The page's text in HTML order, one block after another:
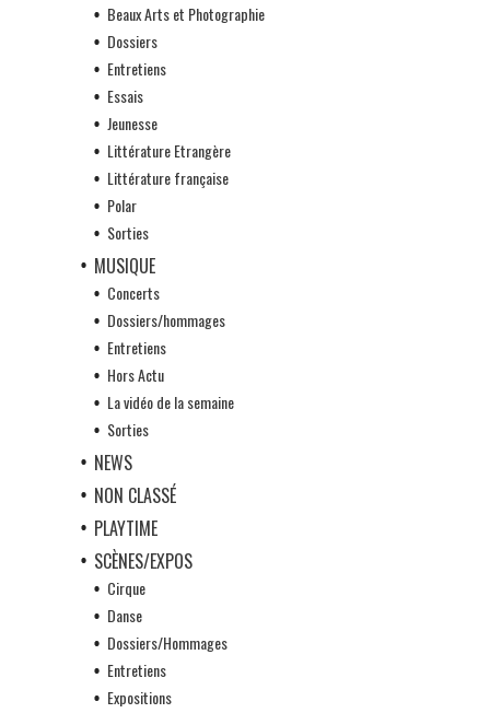
Beaux Arts et Photographie
Dossiers
Entretiens
Essais
Jeunesse
Littérature Etrangère
Littérature française
Polar
Sorties
MUSIQUE
Concerts
Dossiers/hommages
Entretiens
Hors Actu
La vidéo de la semaine
Sorties
NEWS
NON CLASSÉ
PLAYTIME
SCÈNES/EXPOS
Cirque
Danse
Dossiers/Hommages
Entretiens
Expositions